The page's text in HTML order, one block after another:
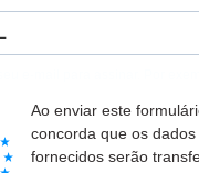
Ao enviar este
concorda que os
fornecidos serão